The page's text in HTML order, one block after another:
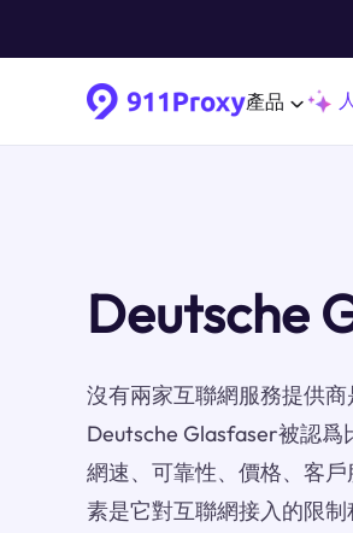
產品
Deutsche
沒有兩家互聯網服務提供
Deutsche Glasfaser被認
網速、可靠性、價格、客
素是它對互聯網接入的限